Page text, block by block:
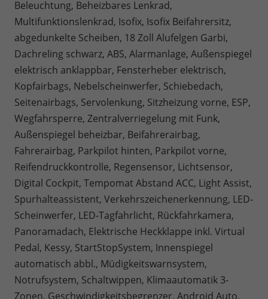
Beleuchtung, Beheizbares Lenkrad,
Multifunktionslenkrad, Isofix, Isofix Beifahrersitz,
abgedunkelte Scheiben, 18 Zoll Alufelgen Garbi,
Dachreling schwarz, ABS, Alarmanlage, Außenspiegel
elektrisch anklappbar, Fensterheber elektrisch,
Kopfairbags, Nebelscheinwerfer, Schiebedach,
Seitenairbags, Servolenkung, Sitzheizung vorne, ESP,
Wegfahrsperre, Zentralverriegelung mit Funk,
Außenspiegel beheizbar, Beifahrerairbag,
Fahrerairbag, Parkpilot hinten, Parkpilot vorne,
Reifendruckkontrolle, Regensensor, Lichtsensor,
Digital Cockpit, Tempomat Abstand ACC, Light Assist,
Spurhalteassistent, Verkehrszeichenerkennung, LED-
Scheinwerfer, LED-Tagfahrlicht, Rückfahrkamera,
Panoramadach, Elektrische Heckklappe inkl. Virtual
Pedal, Kessy, StartStopSystem, Innenspiegel
automatisch abbl., Müdigkeitswarnsystem,
Notrufsystem, Schaltwippen, Klimaautomatik 3-
Zonen, Geschwindigkeitsbegrenzer, Android Auto,